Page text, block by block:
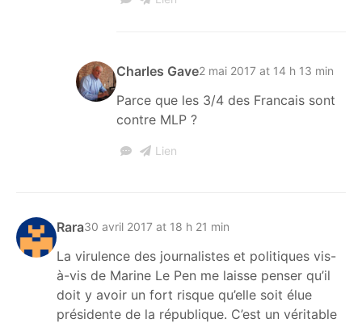
Charles Gave2 mai 2017 at 14 h 13 min
Parce que les 3/4 des Francais sont
contre MLP ?
Lien
Rara30 avril 2017 at 18 h 21 min
La virulence des journalistes et politiques vis-
à-vis de Marine Le Pen me laisse penser qu’il
doit y avoir un fort risque qu’elle soit élue
présidente de la république. C’est un véritable